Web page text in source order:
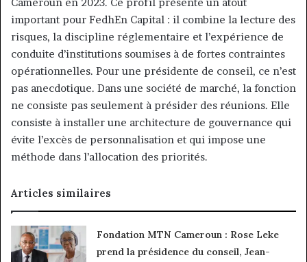
important pour FedhEn Capital : il combine la lecture des
risques, la discipline réglementaire et l’expérience de
conduite d’institutions soumises à de fortes contraintes
opérationnelles. Pour une présidente de conseil, ce n’est
pas anecdotique. Dans une société de marché, la fonction
ne consiste pas seulement à présider des réunions. Elle
consiste à installer une architecture de gouvernance qui
évite l’excès de personnalisation et qui impose une
méthode dans l’allocation des priorités.
Articles similaires
Fondation MTN Cameroun : Rose Leke
prend la présidence du conseil, Jean-